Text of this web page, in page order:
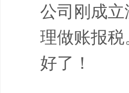
公司刚成
理做账报
好了！